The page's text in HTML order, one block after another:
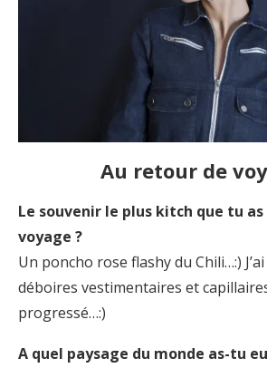
Au retour de
Le souvenir le plus kitch que tu
voyage ?
Un poncho rose flashy du Chili…:)
déboires vestimentaires et
progressé…:)
A quel paysage du monde as-tu